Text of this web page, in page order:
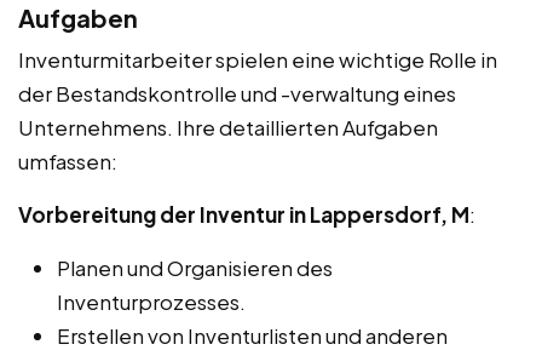
Aufgaben
Inventurmitarbeiter spielen eine wichtige Rolle in
der Bestandskontrolle und -verwaltung eines
Unternehmens. Ihre detaillierten Aufgaben
umfassen:
Vorbereitung der Inventur in Lappersdorf, M:
Planen und Organisieren des
Inventurprozesses.
Erstellen von Inventurlisten und anderen